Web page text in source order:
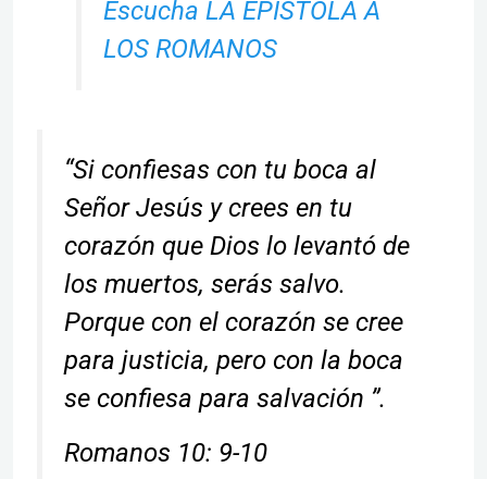
Escucha LA EPÍSTOLA A
LOS ROMANOS
“Si confiesas con tu boca al
Señor Jesús y crees en tu
corazón que Dios lo levantó de
los muertos, serás salvo.
Porque con el corazón se cree
para justicia, pero con la boca
se confiesa para salvación ”.
Romanos 10: 9-10